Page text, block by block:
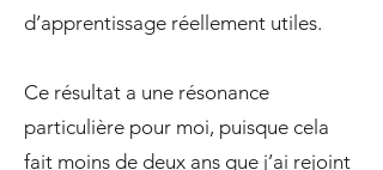
d’apprentissage réellement utiles.
Ce résultat a une résonance
particulière pour moi, puisque cela
fait moins de deux ans que j’ai rejoint